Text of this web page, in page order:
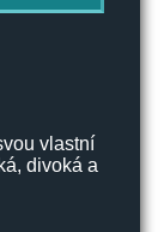
vlastní
divoká a